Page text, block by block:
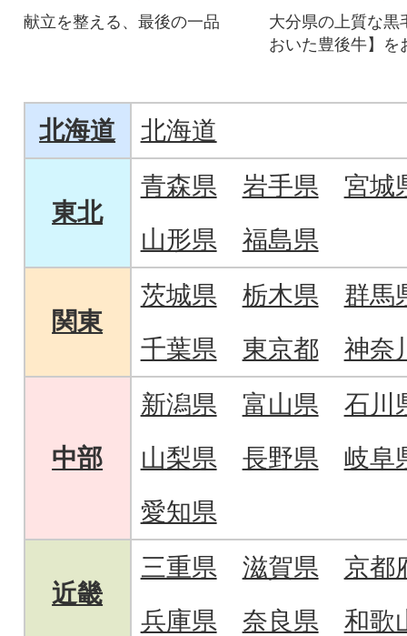
献立を整える、最後の一品
大分県の上質な黒
おいた豊後牛】を
北海道 北海道
東北
青森県 岩手県
宮城
山形県
福島県
関東
茨城県 栃木県
群馬
千葉県
東京都 神奈
中部
新潟県 富山県
石川
山梨県
長野県
岐阜
愛知県
近畿
三重県 滋賀県
京都
兵庫県
奈良県 和歌